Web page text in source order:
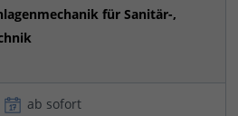
für Sanitär-,
ab sofort